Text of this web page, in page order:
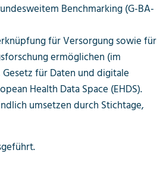
Benchmarking (G-BA-
für Versorgung sowie für
ermöglichen (im
für Daten und digitale
Health Data Space (EHDS).
umsetzen durch Stichtage,